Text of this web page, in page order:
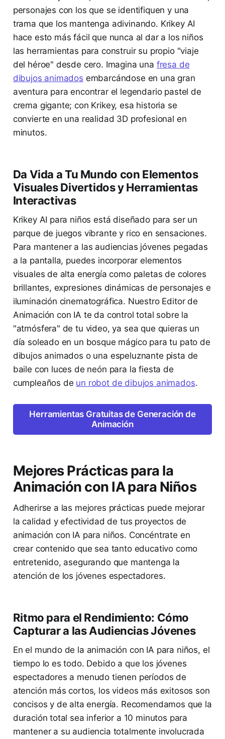
personajes con los que se identifiquen y una
trama que los mantenga adivinando. Krikey AI
hace esto más fácil que nunca al dar a los niños
las herramientas para construir su propio "viaje
del héroe" desde cero. Imagina una fresa de
dibujos animados embarcándose en una gran
aventura para encontrar el legendario pastel de
crema gigante; con Krikey, esa historia se
convierte en una realidad 3D profesional en
minutos.
Da Vida a Tu Mundo con Elementos
Visuales Divertidos y Herramientas
Interactivas
Krikey AI para niños está diseñado para ser un
parque de juegos vibrante y rico en sensaciones.
Para mantener a las audiencias jóvenes pegadas
a la pantalla, puedes incorporar elementos
visuales de alta energía como paletas de colores
brillantes, expresiones dinámicas de personajes e
iluminación cinematográfica. Nuestro Editor de
Animación con IA te da control total sobre la
"atmósfera" de tu video, ya sea que quieras un
día soleado en un bosque mágico para tu pato de
dibujos animados o una espeluznante pista de
baile con luces de neón para la fiesta de
cumpleaños de un robot de dibujos animados.
Herramientas Gratuitas de Generación de
Animación
Mejores Prácticas para la
Animación con IA para Niños
Adherirse a las mejores prácticas puede mejorar
la calidad y efectividad de tus proyectos de
animación con IA para niños. Concéntrate en
crear contenido que sea tanto educativo como
entretenido, asegurando que mantenga la
atención de los jóvenes espectadores.
Ritmo para el Rendimiento: Cómo
Capturar a las Audiencias Jóvenes
En el mundo de la animación con IA para niños, el
tiempo lo es todo. Debido a que los jóvenes
espectadores a menudo tienen períodos de
atención más cortos, los videos más exitosos son
concisos y de alta energía. Recomendamos que la
duración total sea inferior a 10 minutos para
mantener a su audiencia totalmente involucrada